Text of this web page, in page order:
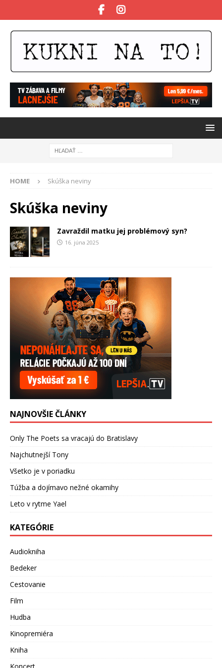
HOME Skúška neviny
Skúška neviny
Zavraždil matku jej problémový syn?
16. júna 2025
NAJNOVŠIE ČLÁNKY
Only The Poets sa vracajú do Bratislavy
Najchutnejší Tony
Všetko je v poriadku
Túžba a dojímavo nežné okamihy
Leto v rytme Yael
KATEGÓRIE
Audiokniha
Bedeker
Cestovanie
Film
Hudba
Kinopremiéra
Kniha
Koncert